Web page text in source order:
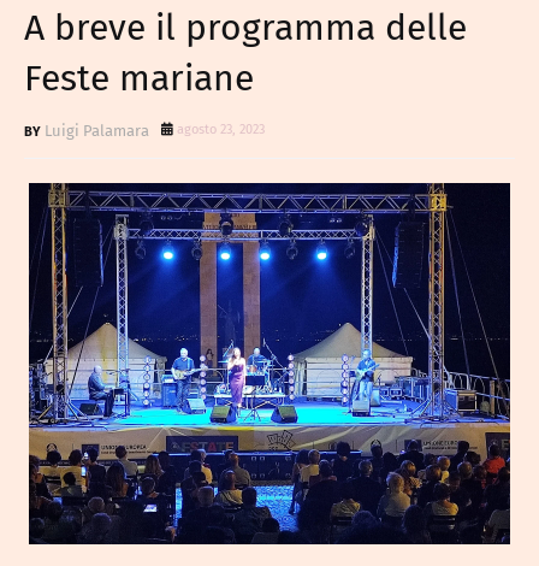
A breve il programma delle
Feste mariane
Luigi Palamara agosto 23, 2023